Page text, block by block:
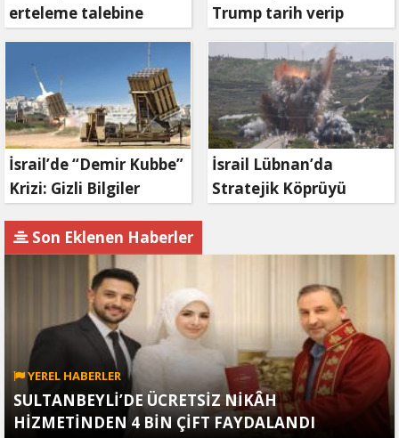
erteleme talebine
mahkemeden ret
Trump tarih verip
duyurdu: Savaş ne
zaman bitecek?
İsrail’de “Demir Kubbe”
Krizi: Gizli Bilgiler
Gözaltında
İsrail Lübnan’da
Stratejik Köprüyü
Son Eklenen Haberler
YEREL HABERLER
SULTANBEYLİ’DE ÜCRETSİZ NİKÂH
HİZMETİNDEN 4 BİN ÇİFT FAYDALANDI